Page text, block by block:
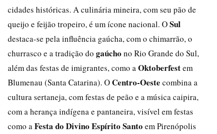
cidades históricas. A culinária mineira, com seu pão de
queijo e feijão tropeiro, é um ícone nacional. OSul
destaca-se pela influência gaúcha, com o chimarrão, o
churrasco e a tradição do gaúcho no Rio Grande do Sul,
além das festas de imigrantes, como a Oktoberfestem
Blumenau (Santa Catarina). O Centro-Oeste combina a
cultura sertaneja, com festas de peão e a música caipira,
com a herança indígena e pantaneira, visível em festas
como a Festa do Divino Espírito Santo em Pirenópolis